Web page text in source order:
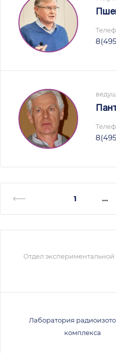
1 ...
Отдел
Лаборатория
комплекса